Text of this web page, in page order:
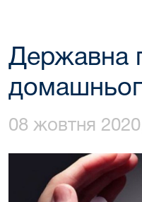
Державна
08 жовтня